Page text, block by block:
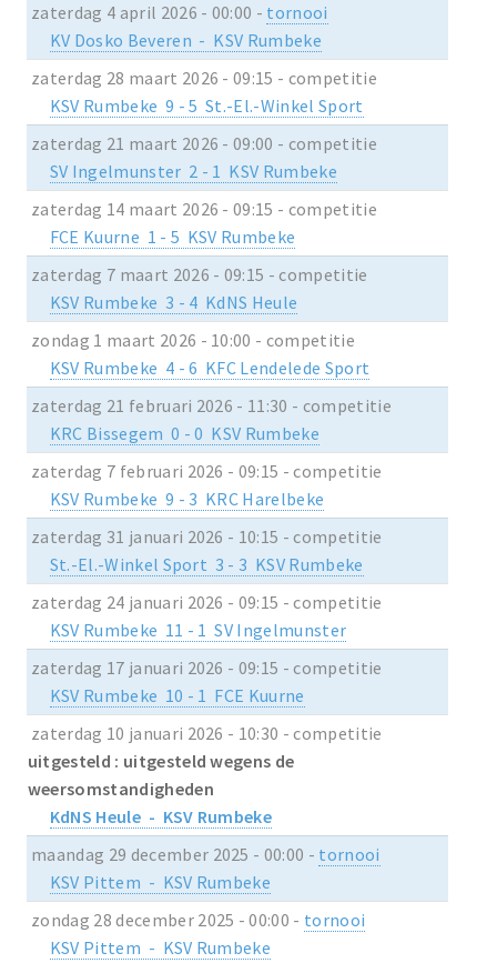
zaterdag 4 april 2026 - 00:00 - tornooi
KV Dosko Beveren - KSV Rumbeke
zaterdag 28 maart 2026 - 09:15 - competitie
KSV Rumbeke 9 - 5 St.-El.-Winkel Sport
zaterdag 21 maart 2026 - 09:00 - competitie
SV Ingelmunster 2 - 1 KSV Rumbeke
zaterdag 14 maart 2026 - 09:15 - competitie
FCE Kuurne 1 - 5 KSV Rumbeke
zaterdag 7 maart 2026 - 09:15 - competitie
KSV Rumbeke 3 - 4 KdNS Heule
zondag 1 maart 2026 - 10:00 - competitie
KSV Rumbeke 4 - 6 KFC Lendelede Sport
zaterdag 21 februari 2026 - 11:30 - competitie
KRC Bissegem 0 - 0 KSV Rumbeke
zaterdag 7 februari 2026 - 09:15 - competitie
KSV Rumbeke 9 - 3 KRC Harelbeke
zaterdag 31 januari 2026 - 10:15 - competitie
St.-El.-Winkel Sport 3 - 3 KSV Rumbeke
zaterdag 24 januari 2026 - 09:15 - competitie
KSV Rumbeke 11 - 1 SV Ingelmunster
zaterdag 17 januari 2026 - 09:15 - competitie
KSV Rumbeke 10 - 1 FCE Kuurne
zaterdag 10 januari 2026 - 10:30 - competitie
uitgesteld : uitgesteld wegens de
weersomstandigheden
KdNS Heule - KSV Rumbeke
maandag 29 december 2025 - 00:00 - tornooi
KSV Pittem - KSV Rumbeke
zondag 28 december 2025 - 00:00 - tornooi
KSV Pittem - KSV Rumbeke